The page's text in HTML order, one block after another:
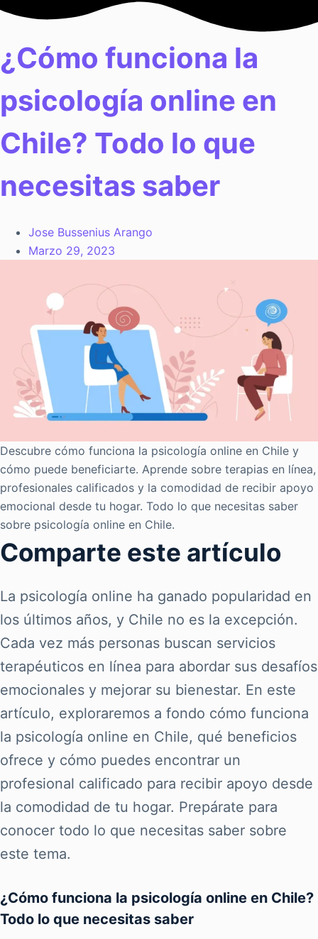
Saltar
contenido
¿Cómo funciona la
psicología online en
Chile? Todo lo que
necesitas saber
Jose Bussenius Arango
Marzo 29, 2023
Descubre cómo funciona la psicología online en Chile y
cómo puede beneficiarte. Aprende sobre terapias en línea,
profesionales calificados y la comodidad de recibir apoyo
emocional desde tu hogar. Todo lo que necesitas saber
sobre psicología online en Chile.
Comparte este artículo
La psicología online ha ganado popularidad en
los últimos años, y Chile no es la excepción.
Cada vez más personas buscan servicios
terapéuticos en línea para abordar sus desafíos
emocionales y mejorar su bienestar. En este
artículo, exploraremos a fondo cómo funciona
la psicología online en Chile, qué beneficios
ofrece y cómo puedes encontrar un
profesional calificado para recibir apoyo desde
la comodidad de tu hogar. Prepárate para
conocer todo lo que necesitas saber sobre
este tema.
¿Cómo funciona la psicología online en Chile?
Todo lo que necesitas saber